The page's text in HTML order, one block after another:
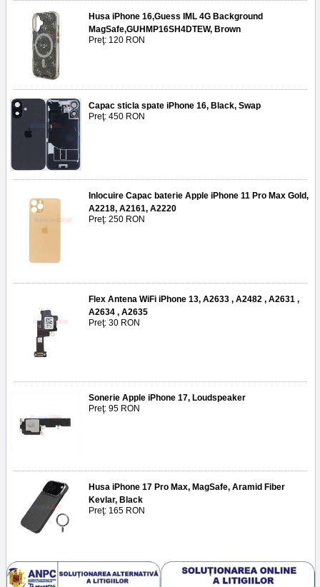
Husa iPhone 16,Guess IML 4G Background
MagSafe,GUHMP16SH4DTEW, Brown
Preţ: 120 RON
Capac sticla spate iPhone 16, Black, Swap
Preţ: 450 RON
Inlocuire Capac baterie Apple iPhone 11 Pro Max Gold,
A2218, A2161, A2220
Preţ: 250 RON
Flex Antena WiFi iPhone 13, A2633 , A2482 , A2631 ,
A2634 , A2635
Preţ: 30 RON
Sonerie Apple iPhone 17, Loudspeaker
Preţ: 95 RON
Husa iPhone 17 Pro Max, MagSafe, Aramid Fiber
Kevlar, Black
Preţ: 165 RON